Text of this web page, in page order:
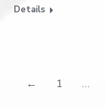
Details
← 1 …